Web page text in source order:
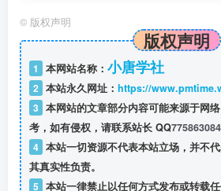
© 版权声明
版权声明
1 本网站名称： 小唐学社
2 本站永久网址： https://
3 本网站的文章部分内容可能来源于网
考，如有侵权，请联系站长 QQ775863084
4 本站一切资源不代表本站立场，并不
其真实性负责。
5 本站一律禁止以任何方式发布或转载